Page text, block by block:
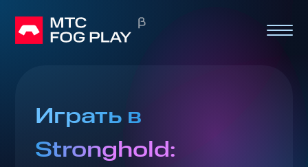
Играть в
Stronghold: